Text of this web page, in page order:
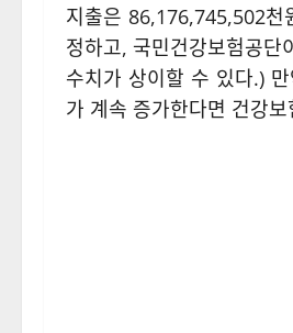
지출은 86,176,745,502천
정하고, 국민건강보험공단
수치가 상이할 수 있다.)
가 계속 증가한다면 건강